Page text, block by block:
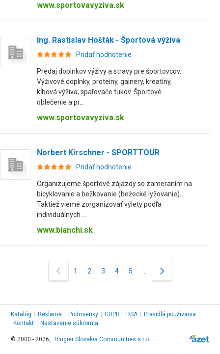
www.sportovavyziva.sk
Ing. Rastislav Hošták - Športová výživa
Pridať hodnotenie
Predaj doplnkov výživy a stravy pre športovcov.
Výživové doplnky, proteíny, gainery, kreatíny,
kĺbová výživa, spaľovače tukov. Športové
oblečenie a pr...
www.sportovavyziva.sk
Norbert Kirschner - SPORTTOUR
Pridať hodnotenie
Organizujeme športové zájazdy so zameraním na
bicyklovanie a bežkovanie (bežecké lyžovanie).
Taktiež vieme zorganizovať výlety podľa
individuálnych ...
www.bianchi.sk
1 2 3 4 5
Katalóg Reklama Podmienky GDPR DSA Pravidlá používania
Kontakt
Nastavenie súkromia
© 2000 - 2026, Ringier Slovakia Communities s.r.o.